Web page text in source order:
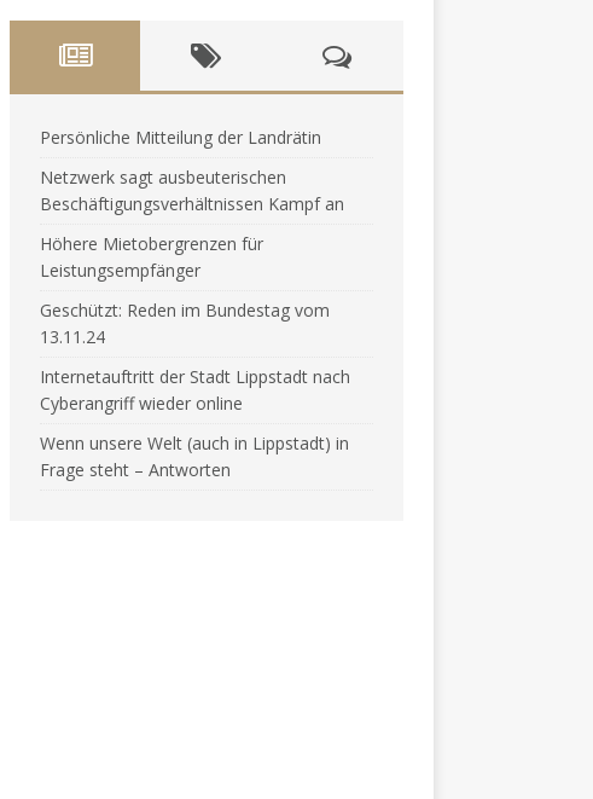
Persönliche Mitteilung der Landrätin
Netzwerk sagt ausbeuterischen
Beschäftigungsverhältnissen Kampf an
Höhere Mietobergrenzen für
Leistungsempfänger
Geschützt: Reden im Bundestag vom
13.11.24
Internetauftritt der Stadt Lippstadt nach
Cyberangriff wieder online
Wenn unsere Welt (auch in Lippstadt) in
Frage steht – Antworten